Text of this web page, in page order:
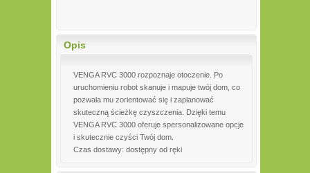
Opis
VENGA RVC 3000 rozpoznaje otoczenie. Po
uruchomieniu robot skanuje i mapuje twój dom, co
pozwala mu zorientować się i zaplanować
skuteczną ścieżkę czyszczenia. Dzięki temu
VENGA RVC 3000 oferuje spersonalizowane opcje
i skutecznie czyści Twój dom.
Czas dostawy: dostępny od ręki